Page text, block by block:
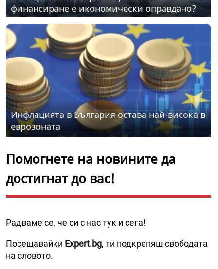
финансиране е икономически оправдано?
Инфлацията в България остава най-висока в
еврозоната
Помогнете на новините да
достигнат до вас!
Радваме се, че си с нас тук и сега!
Посещавайки Expert.bg, ти подкрепяш свободата
на словото.